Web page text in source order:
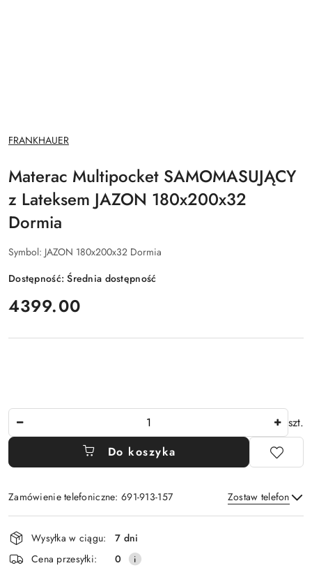
NAZWA
PRODUCENTA:
FRANKHAUER
Materac Multipocket SAMOMASUJĄCY
z Lateksem JAZON 180x200x32
Dormia
Symbol: JAZON 180x200x32 Dormia
Dostępność:Średnia dostępność
cena:
4399.00
szt.
Do koszyka
Zamówienie telefoniczne: 691-913-157 Zostaw telefon
Wyślij
Dostępność
i
dostawa
Wysyłka w ciągu:
7 dni
Cena przesyłki:
0